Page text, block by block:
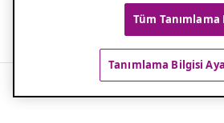
Popüler aramalar
Tüm
Tanımlama Bilgisi